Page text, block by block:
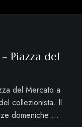
Piazza del
del Mercato a
collezionista. Il
domeniche …